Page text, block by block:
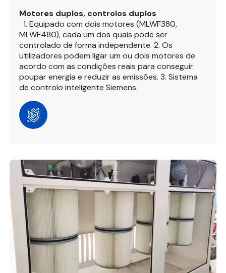
Motores duplos, controlos duplos
1. Equipado com dois motores (MLWF380,
MLWF480), cada um dos quais pode ser
controlado de forma independente.2. Os
utilizadores podem ligar um ou dois motores de
acordo com as condições reais para conseguir
poupar energia e reduzir as emissões. 3. Sistema
de controlo inteligente Siemens.